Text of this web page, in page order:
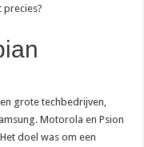
precies?
grote techbedrijven,
Motorola en Psion
doel was om een